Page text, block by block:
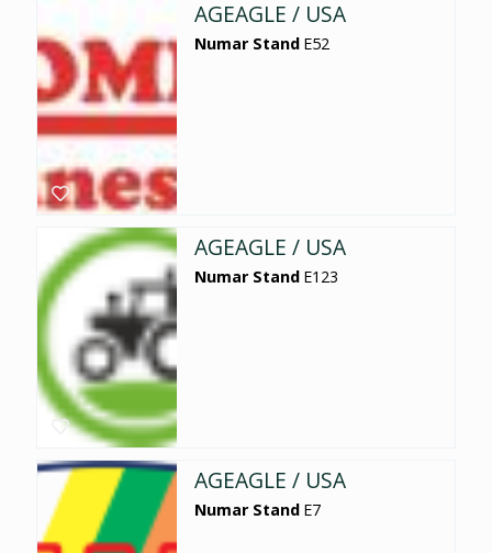
AGEAGLE / USA
Numar Stand E52
AGEAGLE / USA
Numar Stand E123
AGEAGLE / USA
Numar Stand E7